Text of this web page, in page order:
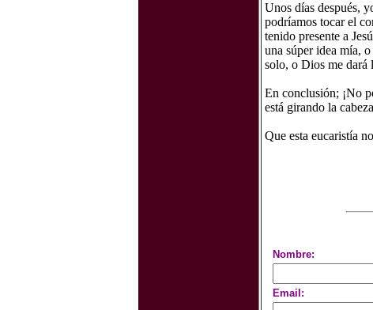
Unos días después,
podríamos tocar el
tenido presente a
una súper idea mía,
solo, o Dios me dará
En conclusión; ¡No
está girando la
Que esta eucaristía
Nombre:
Email: